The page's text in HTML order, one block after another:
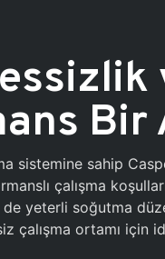
Bir
sistemine sahip
çalışma
de yeterli soğutma
çalışma ortamı için